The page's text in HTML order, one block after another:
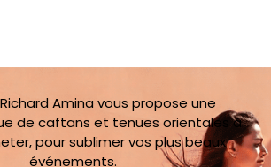
Amina vous propose une
de caftans et tenues orientales à
pour sublimer vos plus beaux
événements.